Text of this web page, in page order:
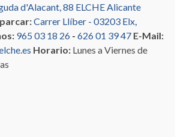
d'Alacant, 88 ELCHE Alicante
Carrer Llíber - 03203 Elx,
965 03 18 26 - 626 01 39 47 E-Mail:
Horario: Lunes a Viernes de